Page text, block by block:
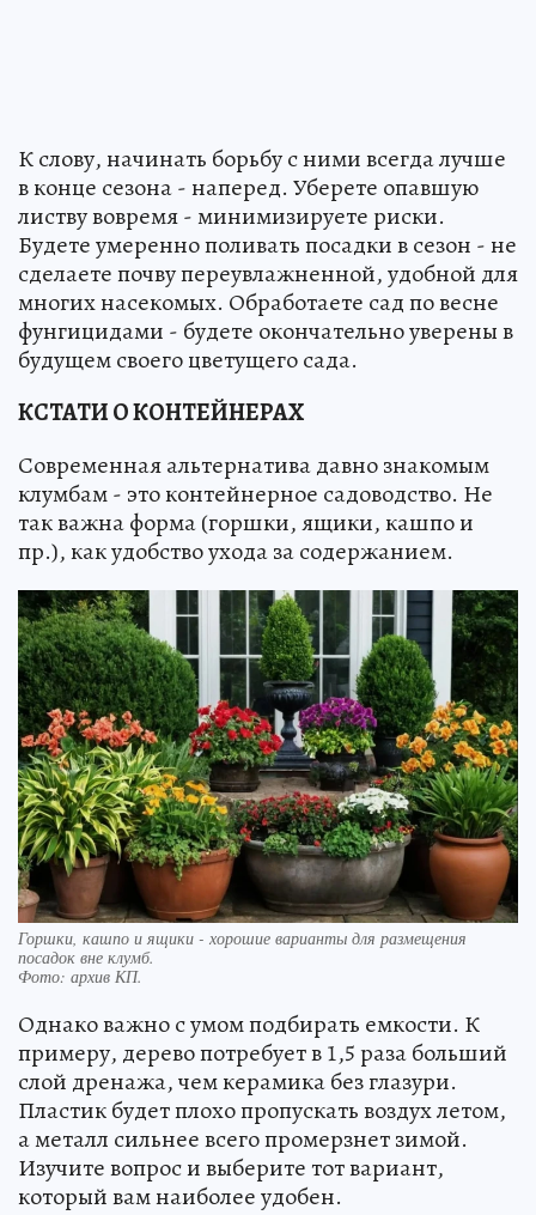
К слову, начинать борьбу с ними всегда лучше
в конце сезона - наперед. Уберете опавшую
листву вовремя - минимизируете риски.
Будете умеренно поливать посадки в сезон - не
сделаете почву переувлажненной, удобной для
многих насекомых. Обработаете сад по весне
фунгицидами - будете окончательно уверены в
будущем своего цветущего сада.
КСТАТИ О КОНТЕЙНЕРАХ
Современная альтернатива давно знакомым
клумбам - это контейнерное садоводство. Не
так важна форма (горшки, ящики, кашпо и
пр.), как удобство ухода за содержанием.
Горшки, кашпо и ящики - хорошие варианты для размещения
посадок вне клумб.
Фото: архив КП.
Однако важно с умом подбирать емкости. К
примеру, дерево потребует в 1,5 раза больший
слой дренажа, чем керамика без глазури.
Пластик будет плохо пропускать воздух летом,
а металл сильнее всего промерзнет зимой.
Изучите вопрос и выберите тот вариант,
который вам наиболее удобен.